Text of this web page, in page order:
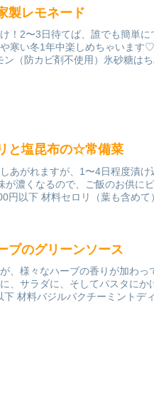
製レモネード
！2〜3日待てば、誰でも簡単に
寒い冬1年中楽しめちゃいます
（防カビ剤不使用）氷砂糖はち
と塩昆布の☆常備菜
あがれますが、1〜4日程度漬
が濃くなるので、ご飯のお供に
円以下 材料セロリ（葉も含めて
ブのグリーンソース
、様々なハーブの香りが加わ
、サラダに、そしてパスタに
材料バジルパクチーミントディ